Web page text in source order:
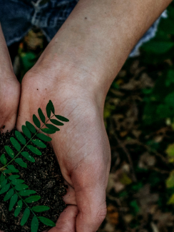
superiores O Vidro Guardian
com um tratamento especial
excepcional com a máxima
Certificado A+